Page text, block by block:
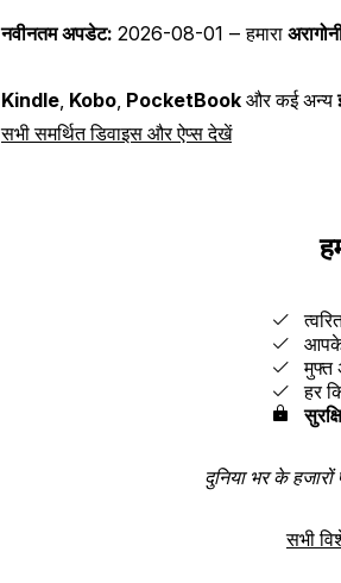
नवीनतम अपडेट: 2026-08-01 ‒ हमारा
Kindle Kobo PocketBook और कई अन्य
सभी समर्थित डिवाइस और ऐप्स देखें
आपके
मुफ्त
हर
दुनिया भर के हजारों
सभी